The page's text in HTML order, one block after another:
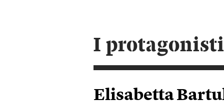
i protagonisti
Elisabetta